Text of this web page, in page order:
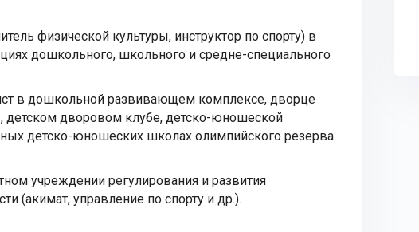
физической культуры, инструктор по спорту) в
дошкольного, школьного и средне-специального
в дошкольной развивающем комплексе, дворце
детском дворовом клубе, детско-юношеской
детско-юношеских школах олимпийского резерва
учреждении регулирования и развития
(акимат, управление по спорту и др.).